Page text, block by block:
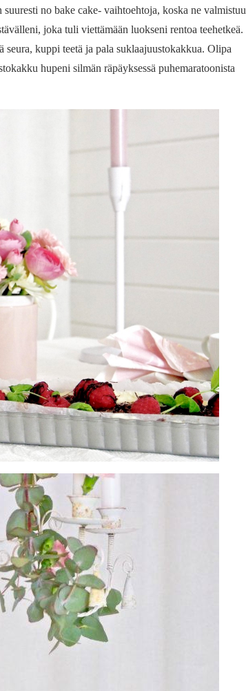
no bake cake- vaihtoehtoja, koska ne valmistuu
joka tuli viettämään luokseni rentoa teehetkeä.
kuppi teetä ja pala suklaajuustokakkua. Olipa
hupeni silmän räpäyksessä puhemaratoonista